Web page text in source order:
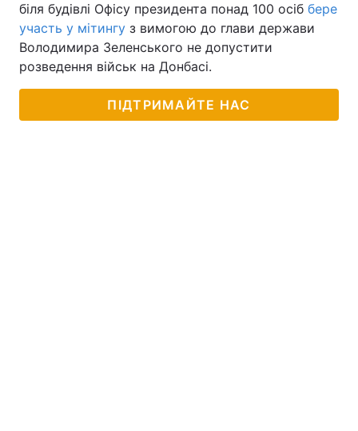
біля будівлі Офісу президента понад 100 осіб бере
участь у мітингу з вимогою до глави держави
Володимира Зеленського не допустити
розведення військ на Донбасі.
ПІДТРИМАЙТЕ НАС